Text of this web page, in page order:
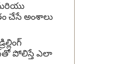
మరియు
చేసే అంశాలు
పోలిస్తే ఎలా